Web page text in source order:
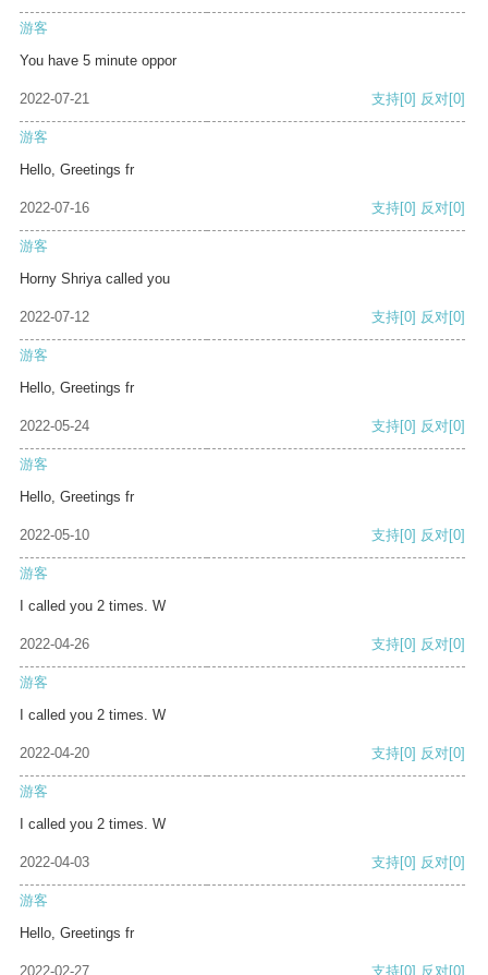
游客
You have 5 minute oppor
2022-07-21 支持[0] 反对[0]
游客
Hello, Greetings fr
2022-07-16 支持[0] 反对[0]
游客
Horny Shriya called you
2022-07-12 支持[0] 反对[0]
游客
Hello, Greetings fr
2022-05-24 支持[0] 反对[0]
游客
Hello, Greetings fr
2022-05-10 支持[0] 反对[0]
游客
I called you 2 times. W
2022-04-26 支持[0] 反对[0]
游客
I called you 2 times. W
2022-04-20 支持[0] 反对[0]
游客
I called you 2 times. W
2022-04-03 支持[0] 反对[0]
游客
Hello, Greetings fr
2022-02-27 支持[0] 反对[0]